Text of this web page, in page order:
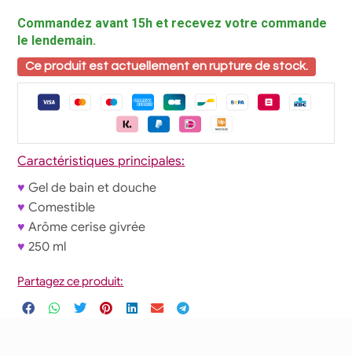
Commandez avant 15h et recevez votre commande
le lendemain.
Ce produit est actuellement en rupture de stock.
Caractéristiques principales:
♥ Gel de bain et douche
♥ Comestible
♥ Arôme cerise givrée
♥ 250 ml
Partagez ce produit: